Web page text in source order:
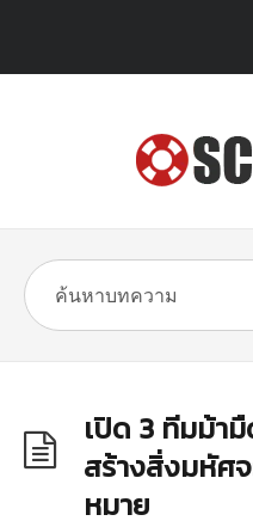
เปิด 3 ทีมม้า
สร้างสิ่งมหัศ
หมาย